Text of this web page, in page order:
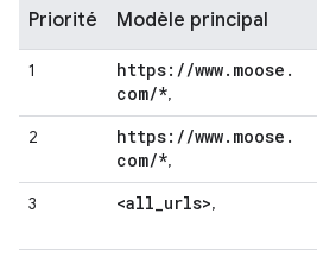
Priorité Modèle principal
1 https: //www. moose .
com/*,
2 https: //www. moose .
com/*,
3 <all_urls>,